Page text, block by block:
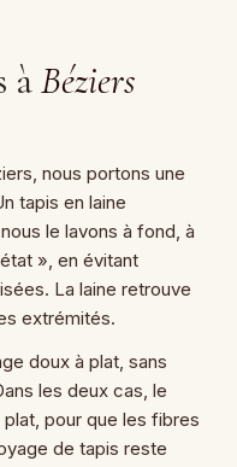
àBéziers
nous portons une
tapis en laine
le lavons à fond, à
», en évitant
La laine retrouve
extrémités.
doux à plat, sans
les deux cas, le
plat, pour que les fibres
de tapis reste